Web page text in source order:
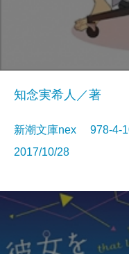
知念実希人／著
新潮文庫nex 978-
2017/10/28